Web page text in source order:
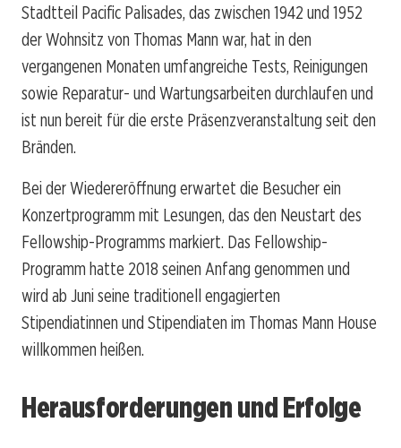
Stadtteil Pacific Palisades, das zwischen 1942 und 1952
der Wohnsitz von Thomas Mann war, hat in den
vergangenen Monaten umfangreiche Tests, Reinigungen
sowie Reparatur- und Wartungsarbeiten durchlaufen und
ist nun bereit für die erste Präsenzveranstaltung seit den
Bränden.
Bei der Wiedereröffnung erwartet die Besucher ein
Konzertprogramm mit Lesungen, das den Neustart des
Fellowship-Programms markiert. Das Fellowship-
Programm hatte 2018 seinen Anfang genommen und
wird ab Juni seine traditionell engagierten
Stipendiatinnen und Stipendiaten im Thomas Mann House
willkommen heißen.
Herausforderungen und Erfolge